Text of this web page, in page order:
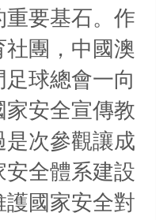
要基石。作
團，中國澳
球總會一向
安全宣傳教
次參觀讓成
安全體系建設
護國家安全對